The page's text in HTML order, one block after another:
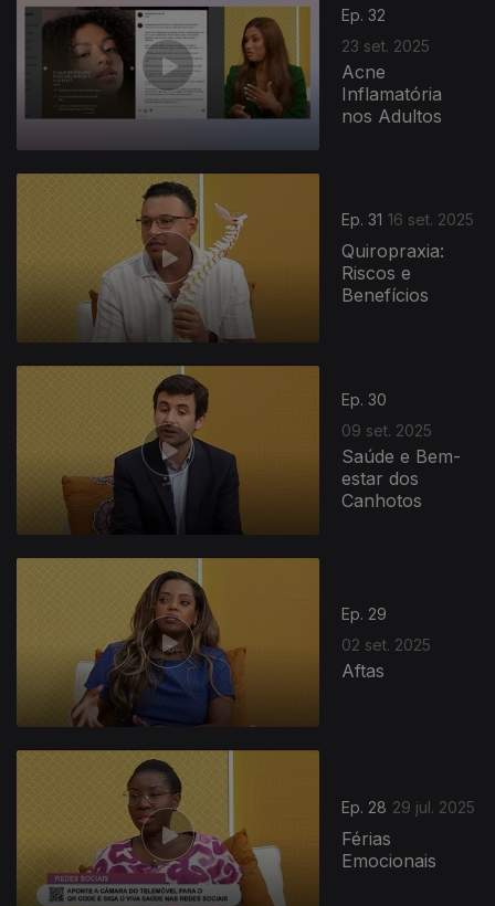
Ep. 32
23 set. 2025
Acne
Inflamatória
nos Adultos
Ep. 31 16 set. 2025
Quiropraxia:
Riscos e
Benefícios
Ep. 30
09 set. 2025
Saúde e Bem-
estar dos
Canhotos
Ep. 29
02 set. 2025
Aftas
Ep. 28 29 jul. 2025
Férias
Emocionais